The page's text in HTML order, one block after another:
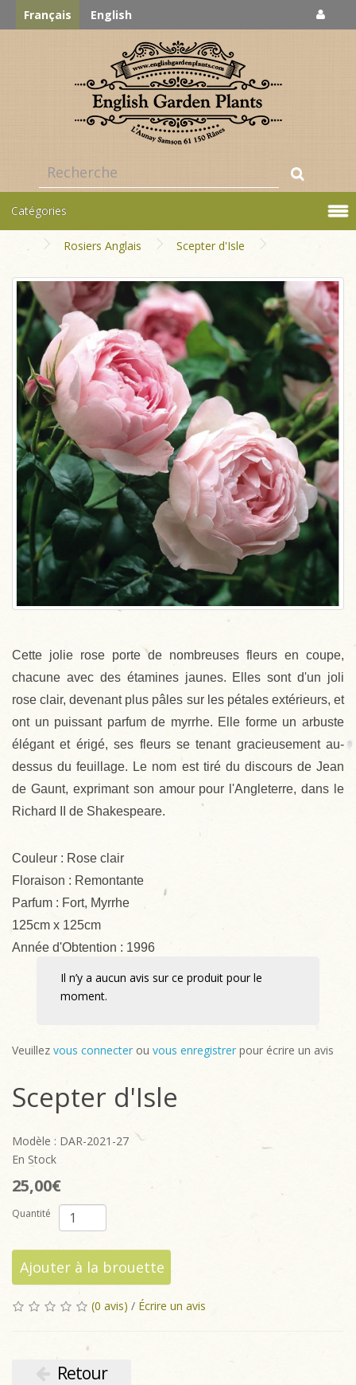
Français English
Catégories
Rosiers Anglais Scepter d'Isle
Cette jolie rose porte de nombreuses fleurs en coupe,
chacune avec des étamines jaunes. Elles sont d'un joli
rose clair, devenant plus pâles sur les pétales extérieurs, et
ont un puissant parfum de myrrhe. Elle forme un arbuste
élégant et érigé, ses fleurs se tenant gracieusement au-
dessus du feuillage. Le nom est tiré du discours de Jean
de Gaunt, exprimant son amour pour l'Angleterre, dans le
Richard II de Shakespeare.
Couleur : Rose clair
Floraison : Remontante
Parfum : Fort, Myrrhe
125cm x 125cm
Année d'Obtention : 1996
Il n’y a aucun avis sur ce produit pour le
moment.
Veuillez vous connecter ou vous enregistrer pour écrire un avis
Scepter d'Isle
Modèle : DAR-2021-27
En Stock
25,00€
Quantité
Ajouter à la brouette
(0 avis) / Écrire un avis
Retour